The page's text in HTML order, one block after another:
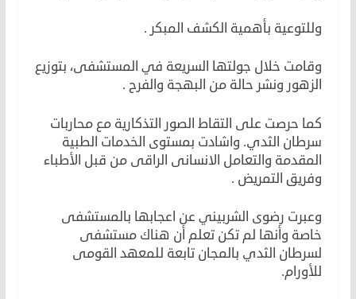
وللتوعية بأهمية الكشف المبكر .
وقامت خلال جولتها السريعة في المستشفى، بتوزيع
الزهور ونشر حالة من البهجة والفرح .
كما حرصت على التقاط الصور التذكارية مع محاربات
سرطان الثدي. واشادت بمستوى الخدمات الطبية
المقدمة والتعامل الانسانى الراقى من قبل الأطباء
وفريق التمريض .
وعبرت رضوى الشربيني عن اعجابها بالمستشفى
خاصة وأنها لم تكن تعلم أن هناك مستشفى
لسرطان الثدي بالمجان تابعة للمعهد القومى
للأورام.